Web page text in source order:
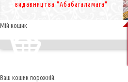
видавництва "Абабагаламага"
Мій кошик
Ваш кошик порожній.